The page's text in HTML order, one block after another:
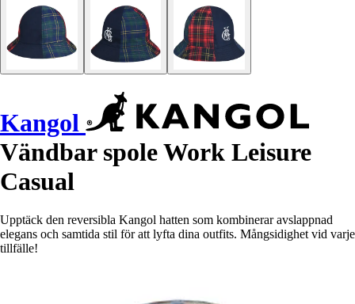
Kangol
Vändbar spole Work Leisure
Casual
Upptäck den reversibla Kangol hatten som kombinerar avslappnad
elegans och samtida stil för att lyfta dina outfits. Mångsidighet vid varje
tillfälle!